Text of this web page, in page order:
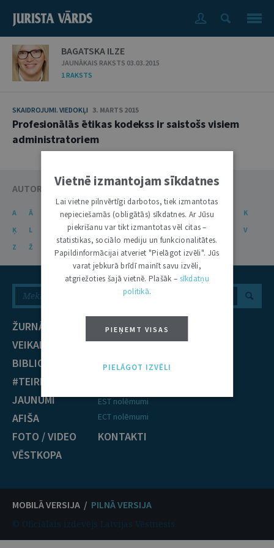
BAGATSKA ILZE
JAUNĀKAIS RAKSTS 03.03.2015
1 RAKSTS
SKAIDROJUMI. VIEDOKĻI 3. MARTS 2015
Profesionālās ētikas kodekss ir saistošs visiem
administratoriem
AUTORU KATALOGS
A Ā C Č D E Ē F G Ģ H I
K
Ķ
L N Ņ O P R S Š T
V
Z
Ž
ŽURNĀLS
VEIKALS
BIBLIOTĒKA
#TEIRDARBS
JAUNUMI
AFIŠA
FOTO / VIDEO
VĒSTKOPA
NOZARES
Krimināltiesības
EST nolēmumi
ECT nolēmumi
KONTAKTI
MOBILĀ VERSIJA / PILNĀ VERSIJA
© Oficiālais izdevējs Latvijas Vēstnesis
Vietnē izmantojam sīkdatnes
Lai vietne pilnvērtīgi darbotos, tiek izmantotas
nepieciešamās (obligātās) sīkdatnes. Ar Jūsu
piekrišanu var tikt izmantotas vēl citas –
statistikas, sociālo mediju un funkcionalitātes.
Papildinformācijai atveriet "Pielāgot izvēli". Jūs
varat jebkurā brīdī mainīt savu izvēli,
atgriežoties šajā vietnē. Plašāk – sīkdatņu
politikā.
PIEŅEMT VISAS
PIELĀGOT IZVĒLI